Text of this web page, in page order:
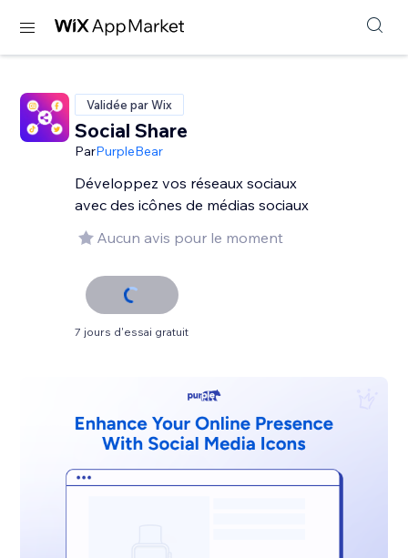
Validée par Wix
Social Share
ParPurpleBear
Développez vos réseaux sociaux
avec des icônes de médias sociaux
Aucun avis pour le moment
7 jours d'essai gratuit